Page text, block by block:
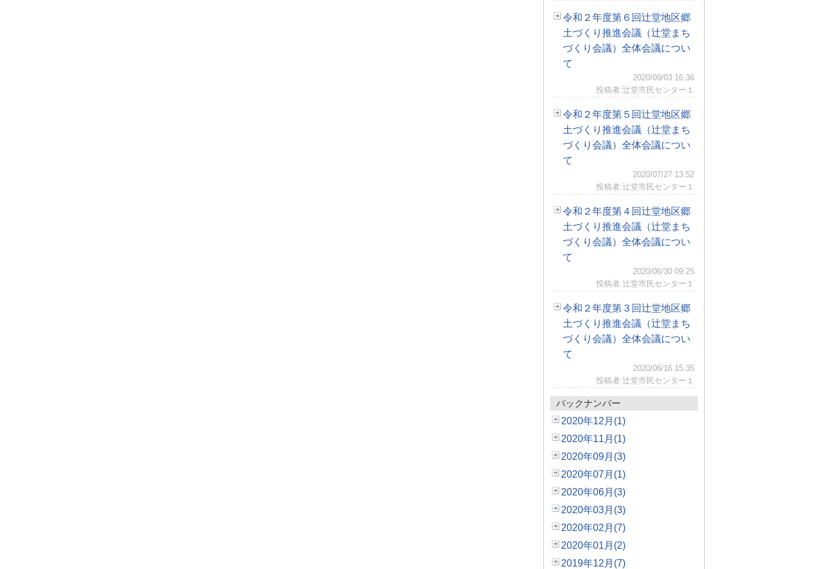
令和２年度第６回辻堂地区郷
土づくり推進会議（辻堂まち
づくり会議）全体会議につい
て
2020/09/03 16:36
投稿者:辻堂市民センター１
令和２年度第５回辻堂地区郷
土づくり推進会議（辻堂まち
づくり会議）全体会議につい
て
2020/07/27 13:52
投稿者:辻堂市民センター１
令和２年度第４回辻堂地区郷
土づくり推進会議（辻堂まち
づくり会議）全体会議につい
て
2020/06/30 09:25
投稿者:辻堂市民センター１
令和２年度第３回辻堂地区郷
土づくり推進会議（辻堂まち
づくり会議）全体会議につい
て
2020/06/16 15:35
投稿者:辻堂市民センター１
バックナンバー
2020年12月(1)
2020年11月(1)
2020年09月(3)
2020年07月(1)
2020年06月(3)
2020年03月(3)
2020年02月(7)
2020年01月(2)
2019年12月(7)